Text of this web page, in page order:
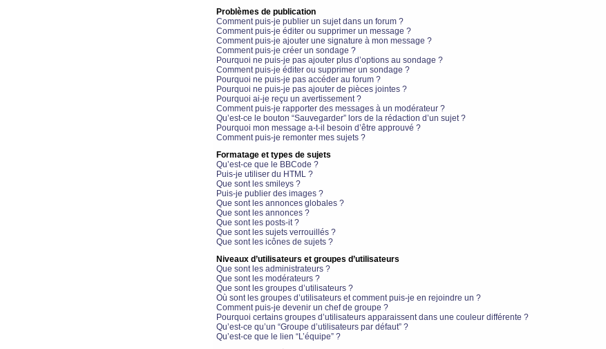
Problèmes de publication
Comment puis-je publier un sujet dans un forum ?
Comment puis-je éditer ou supprimer un message ?
Comment puis-je ajouter une signature à mon message ?
Comment puis-je créer un sondage ?
Pourquoi ne puis-je pas ajouter plus d’options au sondage ?
Comment puis-je éditer ou supprimer un sondage ?
Pourquoi ne puis-je pas accéder au forum ?
Pourquoi ne puis-je pas ajouter de pièces jointes ?
Pourquoi ai-je reçu un avertissement ?
Comment puis-je rapporter des messages à un modérateur ?
Qu’est-ce le bouton “Sauvegarder” lors de la rédaction d’un sujet ?
Pourquoi mon message a-t-il besoin d’être approuvé ?
Comment puis-je remonter mes sujets ?
Formatage et types de sujets
Qu’est-ce que le BBCode ?
Puis-je utiliser du HTML ?
Que sont les smileys ?
Puis-je publier des images ?
Que sont les annonces globales ?
Que sont les annonces ?
Que sont les posts-it ?
Que sont les sujets verrouillés ?
Que sont les icônes de sujets ?
Niveaux d’utilisateurs et groupes d’utilisateurs
Que sont les administrateurs ?
Que sont les modérateurs ?
Que sont les groupes d’utilisateurs ?
Où sont les groupes d’utilisateurs et comment puis-je en rejoindre un ?
Comment puis-je devenir un chef de groupe ?
Pourquoi certains groupes d’utilisateurs apparaissent dans une couleur différente ?
Qu’est-ce qu’un “Groupe d’utilisateurs par défaut” ?
Qu’est-ce que le lien “L’équipe” ?